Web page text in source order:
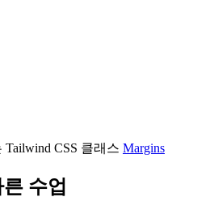
CSS 클래스 Margins
수업